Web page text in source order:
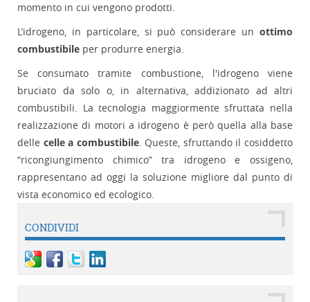
momento in cui vengono prodotti.
L’idrogeno, in particolare, si può considerare un ottimo
combustibile per produrre energia.
Se consumato tramite combustione, l'idrogeno viene
bruciato da solo o, in alternativa, addizionato ad altri
combustibili. La tecnologia maggiormente sfruttata nella
realizzazione di motori a idrogeno è però quella alla base
delle celle a combustibile. Queste, sfruttando il cosiddetto
“ricongiungimento chimico” tra idrogeno e ossigeno,
rappresentano ad oggi la soluzione migliore dal punto di
vista economico ed ecologico.
CONDIVIDI